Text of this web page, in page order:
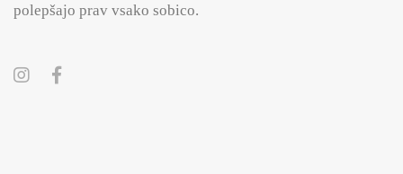
polepšajo prav vsako sobico.